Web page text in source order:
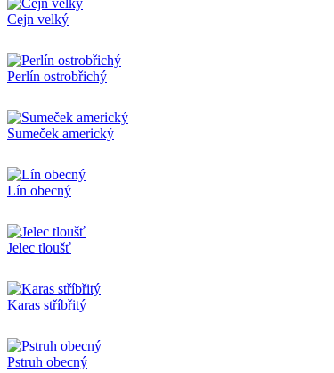
Cejn velký
Perlín ostrobřichý
Sumeček americký
Lín obecný
Jelec tloušť
Karas stříbřitý
Pstruh obecný